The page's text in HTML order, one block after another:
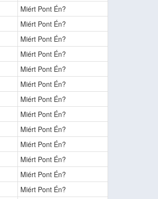
Miért Pont Én?
Miért Pont Én?
Miért Pont Én?
Miért Pont Én?
Miért Pont Én?
Miért Pont Én?
Miért Pont Én?
Miért Pont Én?
Miért Pont Én?
Miért Pont Én?
Miért Pont Én?
Miért Pont Én?
Miért Pont Én?